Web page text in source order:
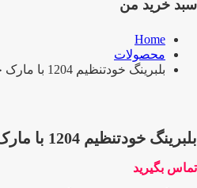
سبد خرید من
Home
محصولات
بلبرینگ خودتنظیم 1204 با مارک جی بی آر
بلبرینگ خودتنظیم 1204 با مارک جی بی آر
تماس بگیرید